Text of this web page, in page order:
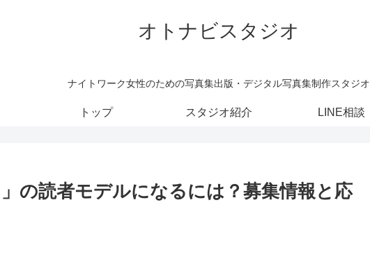
オトナビスタジオ
ナイトワーク女性のための写真集出版・デジタル写真集制作スタジオ
トップ スタジオ紹介 LINE相談
の読者モデルになるには？募集情報と応